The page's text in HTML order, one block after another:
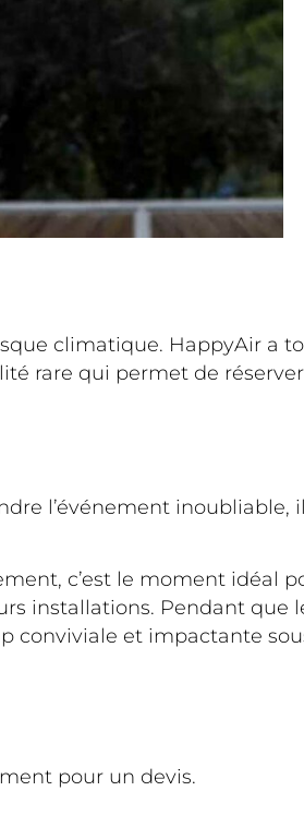
climatique. HappyAir a
rare qui permet de
l’événement inoubliable,
c’est le moment idéal
installations. Pendant que
conviviale et impactante
pour un devis.